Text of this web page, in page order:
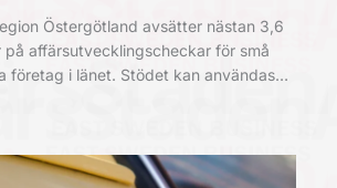
Östergötland avsätter nästan 3,6
på affärsutvecklingscheckar för små
företag i länet. Stödet kan användas…